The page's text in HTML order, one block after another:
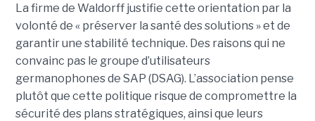
La firme de Waldorff justifie cette orientation par la
volonté de « préserver la santé des solutions » et de
garantir une stabilité technique. Des raisons qui ne
convainc pas le groupe d’utilisateurs
germanophones de SAP (DSAG). L’association pense
plutôt que cette politique risque de compromettre la
sécurité des plans stratégiques, ainsi que leurs